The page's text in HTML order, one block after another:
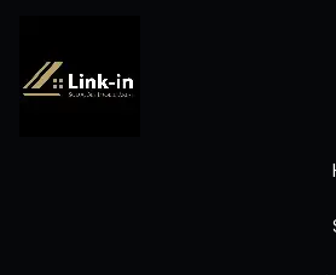
Casa